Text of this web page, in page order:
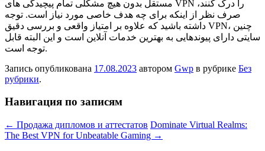
مستقل بدون هیچ مشکلی تمام پیچیدگی های VPN را درک کنند،
صرف نظر از اینکه برای چه هدف خاصی مورد نیاز است. توجه
داشته باشید که علاوه بر امتیاز واقعی و بررسی دقیق VPN، چنین
سایتی دارای پیوندهایی به بهترین خدمات آنلاین است و این البته قابل
توجه است.
Запись опубликована 17.08.2023 автором Gwp в рубрике Без
рубрики.
Навигация по записям
← Продажа дипломов и аттестатов Dominate Virtual Realms:
The Best VPN for Unbeatable Gaming →